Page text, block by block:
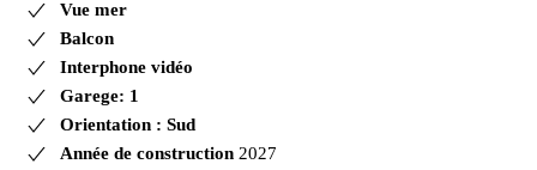
Vue mer
Balcon
Interphone vidéo
Garege: 1
Orientation : Sud
Année de construction 2027